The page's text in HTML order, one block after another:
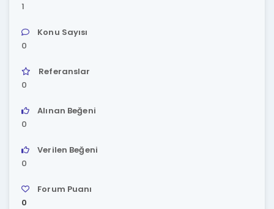
1
Konu Sayısı
0
Referanslar
0
Alınan Beğeni
0
Verilen Beğeni
0
Forum Puanı
0